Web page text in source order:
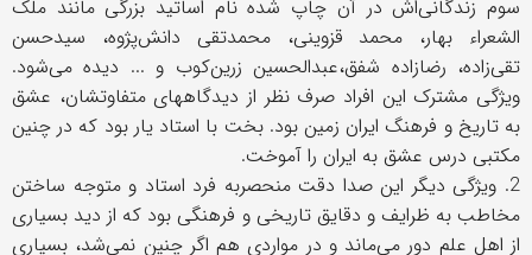
سوم زندگانی‌اش در آن چاپ شده نام اساتید بزرگی مانند ملک
الشعراء بهار، محمد قزوینی، محمدتقی دانش‌پژوه، سیدحسن
تقی‌زاده، رضازاده شفق،عبدالحسین زرین‌کوب و ... دیده می‌شود.
ویژگی مشترک این افراد صرف نظر از دیدگاههای متفاوتشان، عشق
به تاریخ و فرهنگ ایران زمین بود. بخت با استاد یار بود که در چنین
مکتبی درس عشق به ایران را آموخت.
2. ویژگی دیگر این صدا دقت منحصربه فرد استاد و متوجه ساختن
مخاطب به ظرایف و دقایق تاریخی و فرهنگی بود که از دید بسیاری
از اهل علم دور می‌ماند و در مواردی هم اگر چنین نمی‌شد، بسیاری